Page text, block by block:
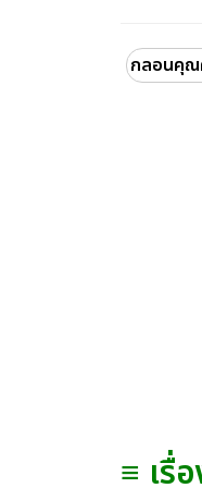
กลอนคุณ
≡ เรื่